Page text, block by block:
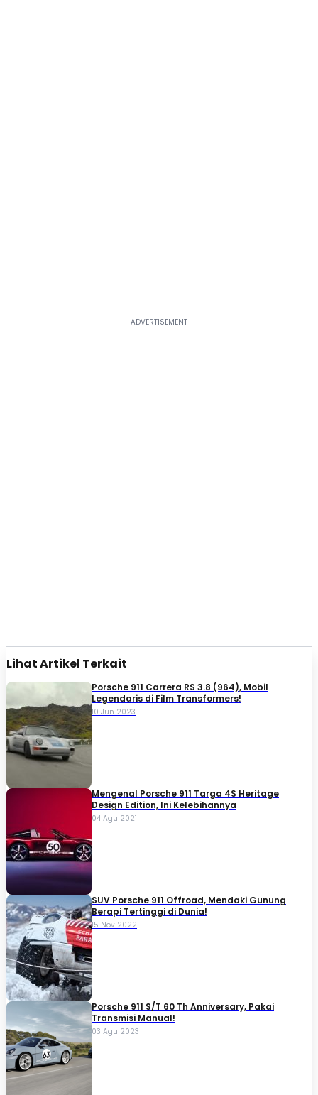
Lihat Artikel Terkait
Porsche 911 Carrera RS 3.8 (964), Mobil
Legendaris di Film Transformers!
10 Jun 2023
Mengenal Porsche 911 Targa 4S Heritage
Design Edition, Ini Kelebihannya
04 Agu 2021
SUV Porsche 911 Offroad, Mendaki Gunung
Berapi Tertinggi di Dunia!
15 Nov 2022
Porsche 911 S/T 60 Th Anniversary, Pakai
Transmisi Manual!
03 Agu 2023